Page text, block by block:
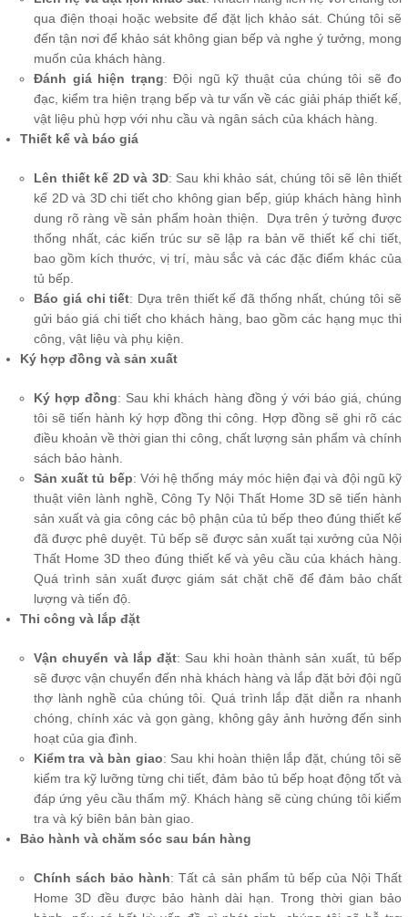
qua điện thoại hoặc website để đặt lịch khảo sát. Chúng tôi sẽ
đến tận nơi để khảo sát không gian bếp và nghe ý tưởng, mong
muốn của khách hàng.
Đánh giá hiện trạng: Đội ngũ kỹ thuật của chúng tôi sẽ đo
đạc, kiểm tra hiện trạng bếp và tư vấn về các giải pháp thiết kế,
vật liệu phù hợp với nhu cầu và ngân sách của khách hàng.
Thiết kế và báo giá
Lên thiết kế 2D và 3D: Sau khi khảo sát, chúng tôi sẽ lên thiết
kế 2D và 3D chi tiết cho không gian bếp, giúp khách hàng hình
dung rõ ràng về sản phẩm hoàn thiện. Dựa trên ý tưởng được
thống nhất, các kiến trúc sư sẽ lập ra bản vẽ thiết kế chi tiết,
bao gồm kích thước, vị trí, màu sắc và các đặc điểm khác của
tủ bếp.
Báo giá chi tiết: Dựa trên thiết kế đã thống nhất, chúng tôi sẽ
gửi báo giá chi tiết cho khách hàng, bao gồm các hạng mục thi
công, vật liệu và phụ kiện.
Ký hợp đồng và sản xuất
Ký hợp đồng: Sau khi khách hàng đồng ý với báo giá, chúng
tôi sẽ tiến hành ký hợp đồng thi công. Hợp đồng sẽ ghi rõ các
điều khoản về thời gian thi công, chất lượng sản phẩm và chính
sách bảo hành.
Sản xuất tủ bếp: Với hệ thống máy móc hiện đại và đội ngũ kỹ
thuật viên lành nghề, Công Ty Nội Thất Home 3D sẽ tiến hành
sản xuất và gia công các bộ phận của tủ bếp theo đúng thiết kế
đã được phê duyệt. Tủ bếp sẽ được sản xuất tại xưởng của Nội
Thất Home 3D theo đúng thiết kế và yêu cầu của khách hàng.
Quá trình sản xuất được giám sát chặt chẽ để đảm bảo chất
lượng và tiến độ.
Thi công và lắp đặt
Vận chuyển và lắp đặt: Sau khi hoàn thành sản xuất, tủ bếp
sẽ được vận chuyển đến nhà khách hàng và lắp đặt bởi đội ngũ
thợ lành nghề của chúng tôi. Quá trình lắp đặt diễn ra nhanh
chóng, chính xác và gọn gàng, không gây ảnh hưởng đến sinh
hoạt của gia đình.
Kiểm tra và bàn giao: Sau khi hoàn thiện lắp đặt, chúng tôi sẽ
kiểm tra kỹ lưỡng từng chi tiết, đảm bảo tủ bếp hoạt động tốt và
đáp ứng yêu cầu thẩm mỹ. Khách hàng sẽ cùng chúng tôi kiểm
tra và ký biên bản bàn giao.
Bảo hành và chăm sóc sau bán hàng
Chính sách bảo hành: Tất cả sản phẩm tủ bếp của Nội Thất
Home 3D đều được bảo hành dài hạn. Trong thời gian bảo